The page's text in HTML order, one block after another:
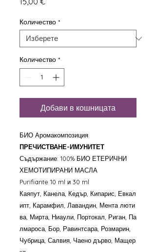
Количество *
Количество *
Добави в кошницата
БИО Аромакомпозиция
ПРЕЧИСТВАНЕ-ИМУНИТЕТ
Съдържание: 100% БИО ЕТЕРИЧНИ
ХЕМОТИПИРАНИ МАСЛА
Purifiante 10 ml и 30 ml
Каяпут, Канела, Кедър, Кипарис, Евкал
ипт, Карамфил, Лавандин, Мента люти
ва, Мирта, Ниаули, Портокал, Риган, Па
лмароса, Бор, Равинтсара, Розмарин,
Чубрица, Салвия, Чаено дърво, Мащер